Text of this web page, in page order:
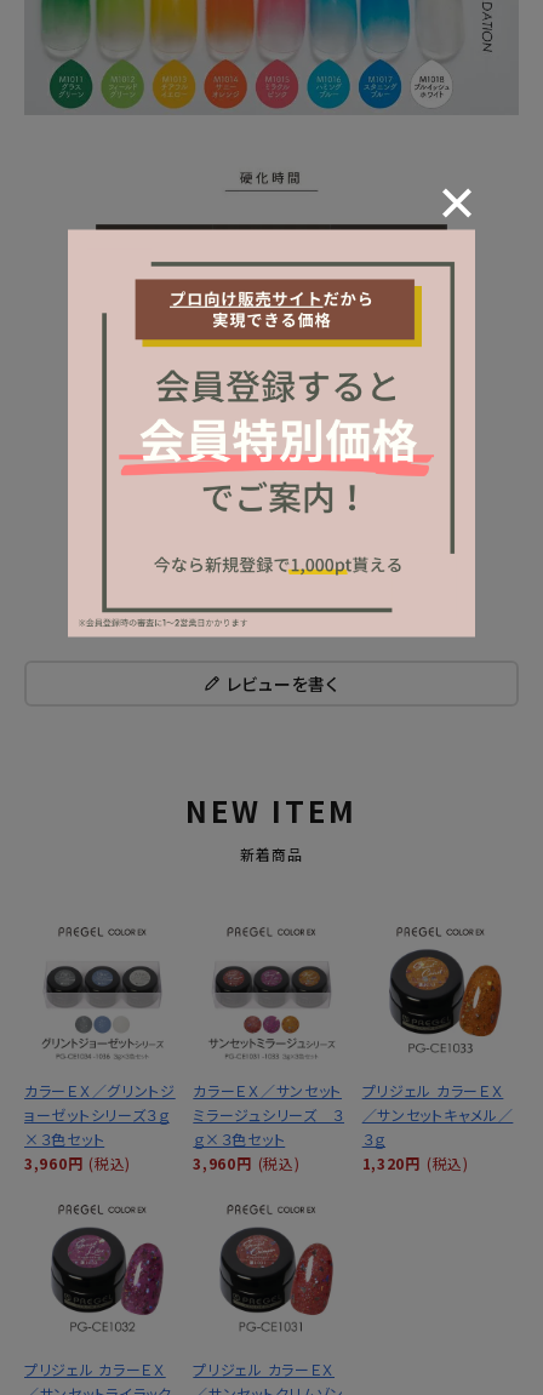
レビューを書く
NEW ITEM
新着商品
カラーＥＸ／グリントジ
ョーゼットシリーズ３ｇ
×３色セット
3,960円 (税込)
カラーＥＸ／サンセット
ミラージュシリーズ ３
ｇ×３色セット
3,960円 (税込)
プリジェル カラーＥＸ
／サンセットキャメル／
３ｇ
1,320円 (税込)
プリジェル カラーＥＸ
プリジェル カラーＥＸ